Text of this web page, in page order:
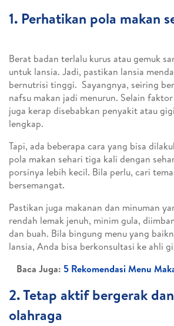
1. Perhatikan pola makan
Berat badan terlalu kurus atau gemuk
untuk lansia. Jadi, pastikan lansia
bernutrisi tinggi. Sayangnya, seiring
nafsu makan jadi menurun. Selain
juga kerap disebabkan penyakit atau
lengkap.
Tapi, ada beberapa cara yang bisa
pola makan sehari tiga kali dengan
porsinya lebih kecil. Bila perlu, cari
bersemangat.
Pastikan juga makanan dan minuman
rendah lemak jenuh, minim gula,
dan buah. Bila bingung menu yang
lansia, Anda bisa berkonsultasi ke ahli
Baca Juga: 5 Rekomendasi Menu
2. Tetap aktif bergerak
olahraga